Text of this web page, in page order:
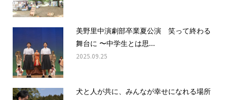
美野里中演劇部卒業夏公演 笑って終わる
舞台に 〜中学生とは思...
2025.09.25
犬と人が共に、みんなが幸せになれる場所